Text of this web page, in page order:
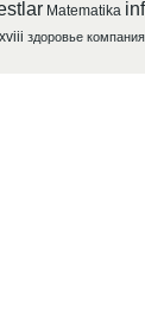
Matematika
xviii здоровье компания